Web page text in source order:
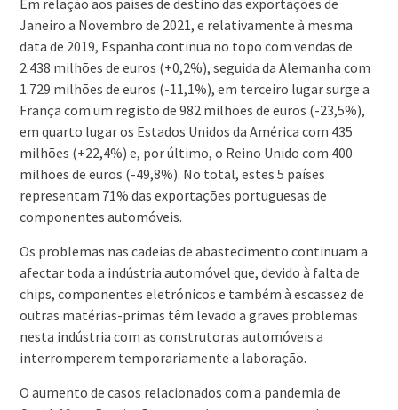
Em relação aos países de destino das exportações de
Janeiro a Novembro de 2021, e relativamente à mesma
data de 2019, Espanha continua no topo com vendas de
2.438 milhões de euros (+0,2%), seguida da Alemanha com
1.729 milhões de euros (-11,1%), em terceiro lugar surge a
França com um registo de 982 milhões de euros (-23,5%),
em quarto lugar os Estados Unidos da América com 435
milhões (+22,4%) e, por último, o Reino Unido com 400
milhões de euros (-49,8%). No total, estes 5 países
representam 71% das exportações portuguesas de
componentes automóveis.
Os problemas nas cadeias de abastecimento continuam a
afectar toda a indústria automóvel que, devido à falta de
chips, componentes eletrónicos e também à escassez de
outras matérias-primas têm levado a graves problemas
nesta indústria com as construtoras automóveis a
interromperem temporariamente a laboração.
O aumento de casos relacionados com a pandemia de